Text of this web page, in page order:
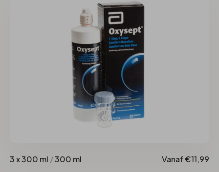
3 x 300 ml /300 ml Vanaf €11,99